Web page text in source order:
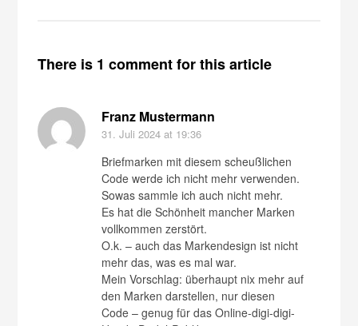
There is 1 comment for this article
Franz Mustermann
31. Juli 2024 at 19:36
Briefmarken mit diesem scheußlichen
Code werde ich nicht mehr verwenden.
Sowas sammle ich auch nicht mehr.
Es hat die Schönheit mancher Marken
vollkommen zerstört.
O.k. – auch das Markendesign ist nicht
mehr das, was es mal war.
Mein Vorschlag: überhaupt nix mehr auf
den Marken darstellen, nur diesen
Code – genug für das Online-digi-digi-